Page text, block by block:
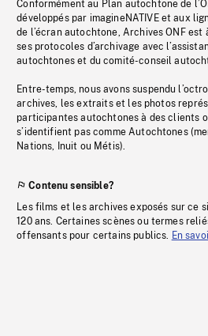
Conformément au Plan autochtone de
développés par imagineNATIVE et aux
de l’écran autochtone, Archives ONF
ses protocoles d’archivage avec
autochtones et du comité-conseil
Entre-temps, nous avons suspendu
archives, les extraits et les photos
participantes autochtones à des clients
s’identifient pas comme Autochtones
Nations, Inuit ou Métis).
Contenu sensible?
Les films et les archives exposés sur ce
120 ans. Certaines scènes ou termes
offensants pour certains publics. En